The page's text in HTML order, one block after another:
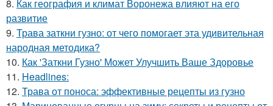
8. Как география и климат Воронежа влияют на его
развитие
9. Трава заткни гузно: от чего помогает эта удивительная
народная методика?
10. Как 'Заткни Гузно' Может Улучшить Ваше Здоровье
11. Headlines:
12. Трава от поноса: эффективные рецепты из гузно